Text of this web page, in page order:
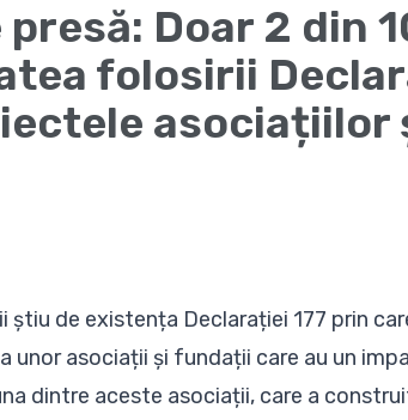
Doar 2 din
folosirii
știu de existența Declarației 177 prin
unor asociații și fundații care au un
dintre aceste asociații, care a